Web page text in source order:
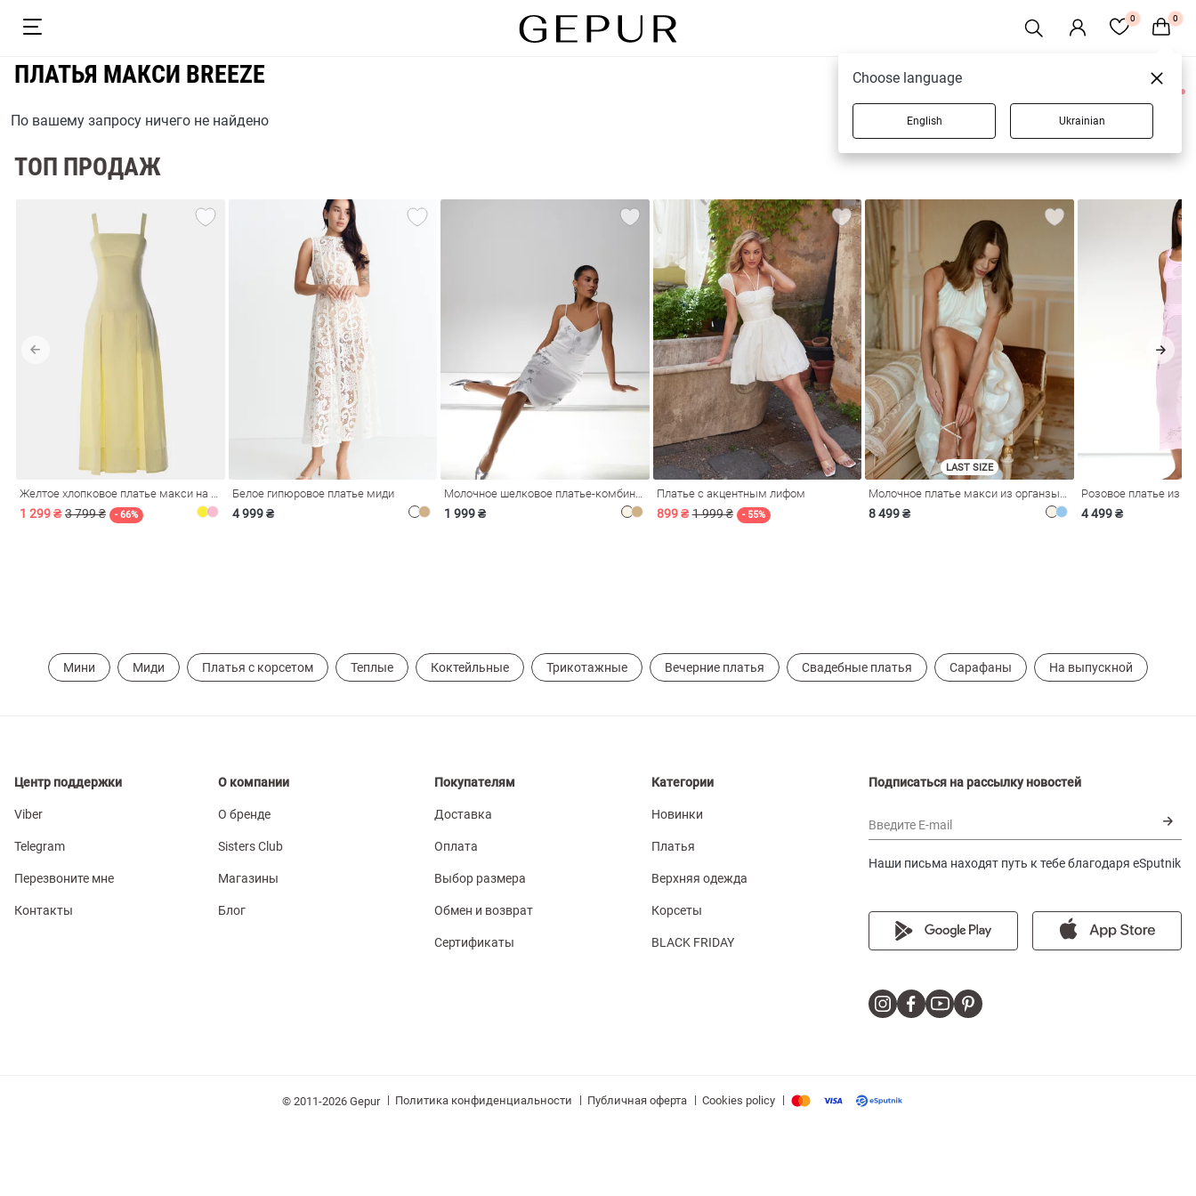
0 0
ПЛАТЬЯ МАКСИ BREEZE
0 товаров
По вашему запросу ничего не найдено
ТОП ПРОДАЖ
1 299 ₴ 3 799 ₴ - 66%
Белое гипюровое платье миди
4 999 ₴ 1 999 ₴
Платье с акцентным лифом
899 ₴ 1 999 ₴ - 55%
LAST SIZE
8 499 ₴ 4 499 ₴
Мини Миди Платья с корсетом Теплые Коктейльные Трикотажные Вечерние платья Свадебные платья Сарафаны На выпускной
Центр поддержки
Viber
Telegram
Перезвоните мне
Контакты
О компании
О бренде
Sisters Club
Магазины
Блог
Покупателям
Доставка
Оплата
Выбор размера
Обмен и возврат
Сертификаты
Категории
Новинки
Платья
Верхняя одежда
Корсеты
BLACK FRIDAY
Подписаться на рассылку новостей
Введите E-mail
Наши письма находят путь к тебе благодаря eSputnik
© 2011-2026 Gepur | Политика конфиденциальности | Публичная оферта | Cookies policy |
Choose language
English Ukrainian